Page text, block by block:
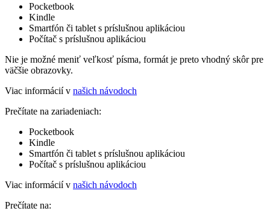
Pocketbook
Kindle
Smartfón či tablet s príslušnou aplikáciou
Počítač s príslušnou aplikáciou
Nie je možné meniť veľkosť písma, formát je preto vhodný skôr pre
väčšie obrazovky.
Viac informácií v našich návodoch
Prečítate na zariadeniach:
Pocketbook
Kindle
Smartfón či tablet s príslušnou aplikáciou
Počítač s príslušnou aplikáciou
Viac informácií v našich návodoch
Prečítate na: